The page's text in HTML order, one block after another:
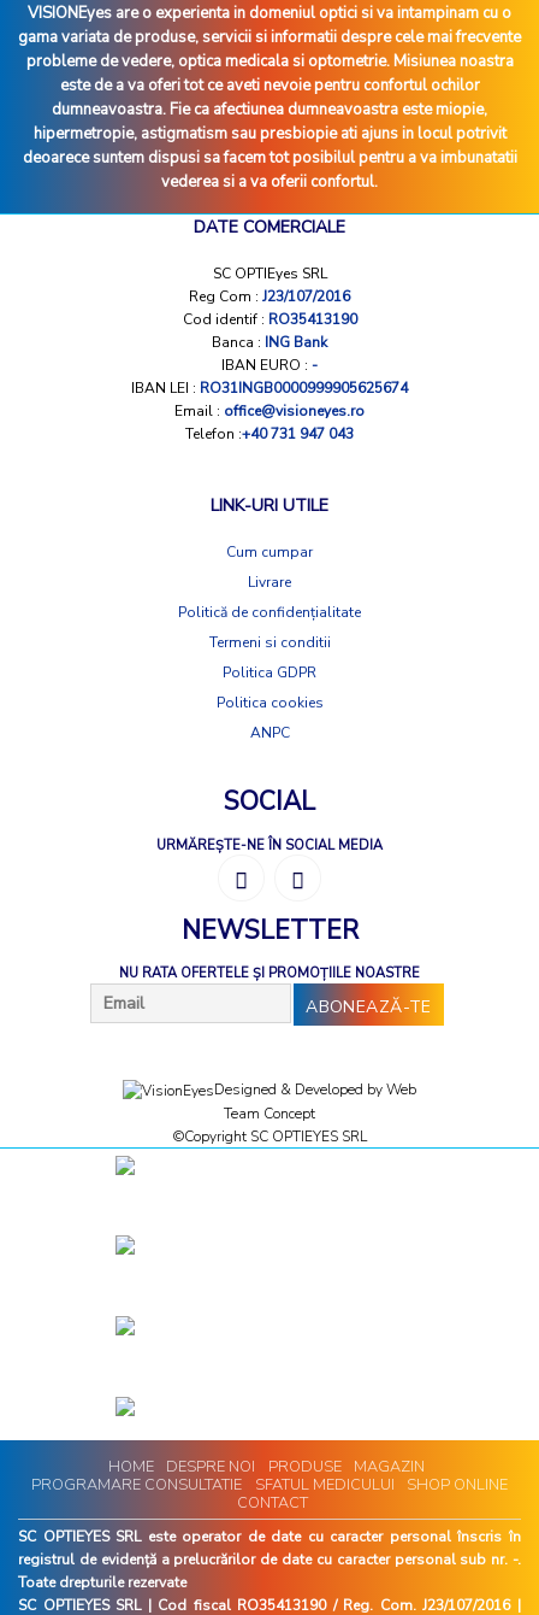
VISIONEyes are o experienta in domeniul optici si va intampinam cu o
gama variata de produse, servicii si informatii despre cele mai frecvente
probleme de vedere, optica medicala si optometrie. Misiunea noastra
este de a va oferi tot ce aveti nevoie pentru confortul ochilor
dumneavoastra. Fie ca afectiunea dumneavoastra este miopie,
hipermetropie, astigmatism sau presbiopie ati ajuns in locul potrivit
deoarece suntem dispusi sa facem tot posibilul pentru a va imbunatatii
vederea si a va oferii confortul.
DATE COMERCIALE
SC OPTIEyes SRL
Reg Com : J23/107/2016
Cod identif : RO35413190
Banca : ING Bank
IBAN EURO : -
IBAN LEI : RO31INGB0000999905625674
Email : office@visioneyes.ro
Telefon :+40 731 947 043
LINK-URI UTILE
Cum cumpar
Livrare
Politică de confidențialitate
Termeni si conditii
Politica GDPR
Politica cookies
ANPC
SOCIAL
URMĂREȘTE-NE ÎN SOCIAL MEDIA
NEWSLETTER
NU RATA OFERTELE ȘI PROMOȚIILE NOASTRE
Designed & Developed byWeb
Team Concept
©Copyright SC OPTIEYES SRL
HOME DESPRE NOI PRODUSE
MAGAZIN
PROGRAMARE CONSULTATIE
SFATUL MEDICULUI
SHOP ONLINE
CONTACT
SC OPTIEYES SRL este operator de date cu caracter personal înscris în
registrul de evidență a prelucrărilor de date cu caracter personal sub nr. -.
Toate drepturile rezervate
SC OPTIEYES SRL | Cod fiscal RO35413190 / Reg. Com. J23/107/2016 |